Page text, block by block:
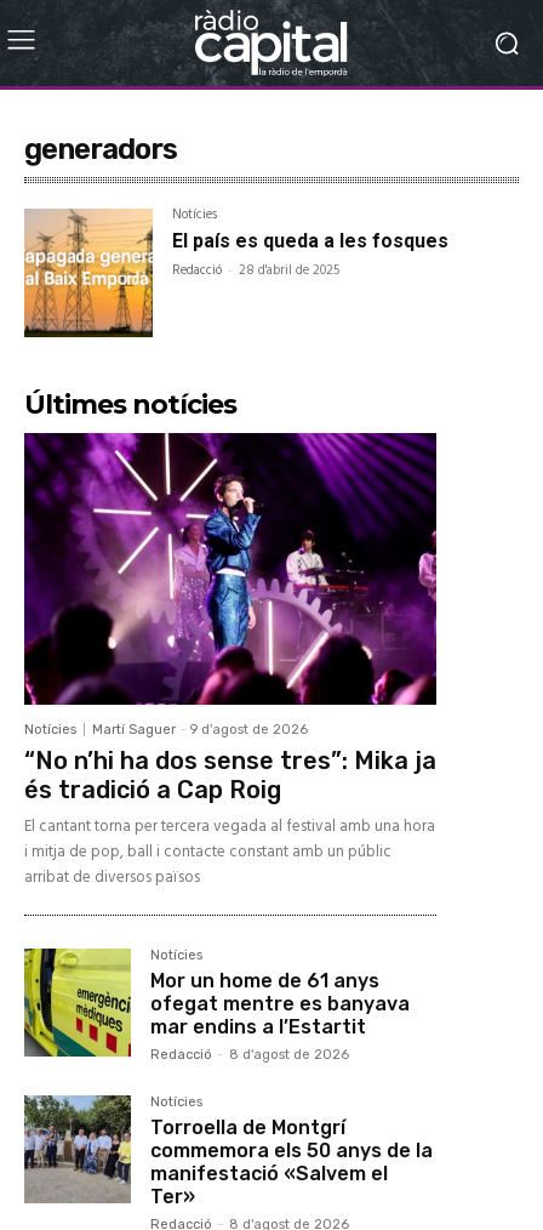
generadors
Notícies
El país es queda a les fosques
Redacció - 28 d'abril de 2025
Últimes notícies
Notícies Martí Saguer - 9 d'agost de 2026
“No n’hi ha dos sense tres”: Mika ja
és tradició a Cap Roig
El cantant torna per tercera vegada al festival amb una hora
i mitja de pop, ball i contacte constant amb un públic
arribat de diversos països
Notícies
Mor un home de 61 anys
ofegat mentre es banyava
mar endins a l’Estartit
Redacció - 8 d'agost de 2026
Notícies
Torroella de Montgrí
commemora els 50 anys de la
manifestació «Salvem el
Ter»
Redacció - 8 d'agost de 2026